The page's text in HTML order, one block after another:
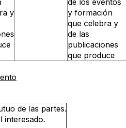
y
de los eventos
y formación
que celebra y
de las
publicaciones
que produce
de las partes.
interesado.